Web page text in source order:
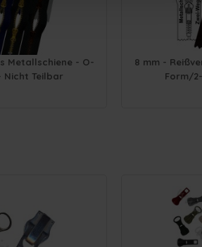
Metallschiene - O-
Nicht Teilbar
8 mm -
Form/